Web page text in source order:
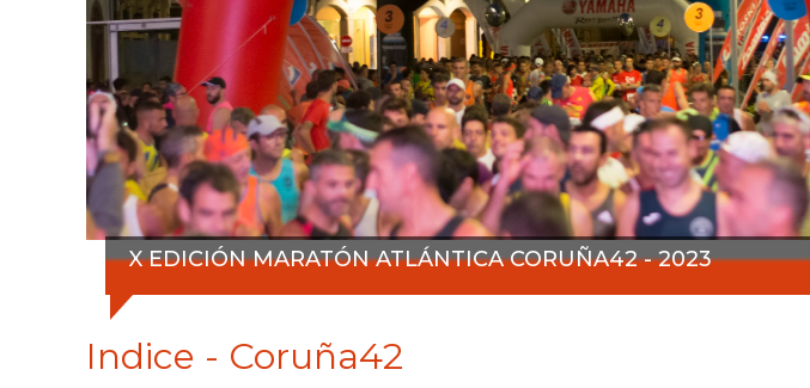
X EDICIÓN MARATÓN ATLÁNTICA CORUÑA42 - 2023
Indice - Coruña42